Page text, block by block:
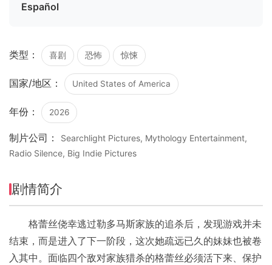
Español
类型： 喜剧 恐怖 惊悚
国家/地区： United States of America
年份： 2026
制片公司：
Searchlight Pictures, Mythology Entertainment,
Radio Silence, Big Indie Pictures
剧情简介
格蕾丝侥幸逃过勒多马斯家族的追杀后，发现游戏并未
结束，而是进入了下一阶段，这次她疏远已久的妹妹也被卷
入其中。面临四个敌对家族猎杀的格蕾丝必须活下来、保护